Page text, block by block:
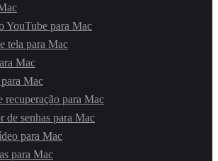
YouTube para Mac
tela para Mac
Mac
Mac
recuperação para Mac
de senhas para Mac
para Mac
para Mac